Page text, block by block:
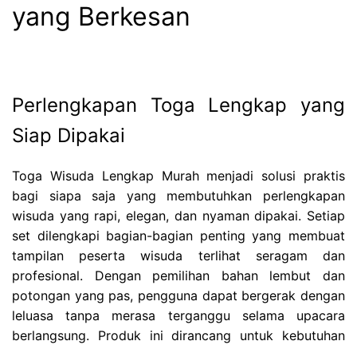
yang Berkesan
Perlengkapan Toga Lengkap yang
Siap Dipakai
Toga Wisuda Lengkap Murah menjadi solusi praktis
bagi siapa saja yang membutuhkan perlengkapan
wisuda yang rapi, elegan, dan nyaman dipakai. Setiap
set dilengkapi bagian-bagian penting yang membuat
tampilan peserta wisuda terlihat seragam dan
profesional. Dengan pemilihan bahan lembut dan
potongan yang pas, pengguna dapat bergerak dengan
leluasa tanpa merasa terganggu selama upacara
berlangsung. Produk ini dirancang untuk kebutuhan